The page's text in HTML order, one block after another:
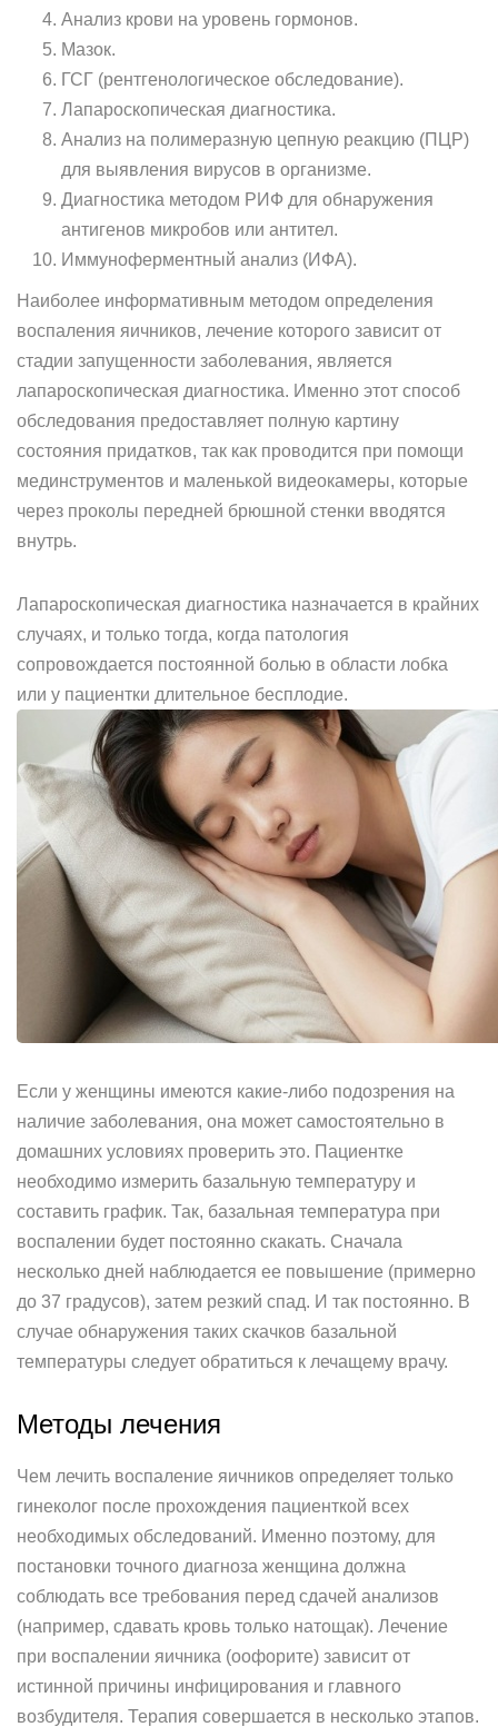
Анализ крови на уровень гормонов.
Мазок.
ГСГ (рентгенологическое обследование).
Лапароскопическая диагностика.
Анализ на полимеразную цепную реакцию (ПЦР)
для выявления вирусов в организме.
Диагностика методом РИФ для обнаружения
антигенов микробов или антител.
Иммуноферментный анализ (ИФА).
Наиболее информативным методом определения
воспаления яичников, лечение которого зависит от
стадии запущенности заболевания, является
лапароскопическая диагностика. Именно этот способ
обследования предоставляет полную картину
состояния придатков, так как проводится при помощи
мединструментов и маленькой видеокамеры, которые
через проколы передней брюшной стенки вводятся
внутрь.
Лапароскопическая диагностика назначается в крайних
случаях, и только тогда, когда патология
сопровождается постоянной болью в области лобка
или у пациентки длительное бесплодие.
Если у женщины имеются какие-либо подозрения на
наличие заболевания, она может самостоятельно в
домашних условиях проверить это. Пациентке
необходимо измерить базальную температуру и
составить график. Так, базальная температура при
воспалении будет постоянно скакать. Сначала
несколько дней наблюдается ее повышение (примерно
до 37 градусов), затем резкий спад. И так постоянно. В
случае обнаружения таких скачков базальной
температуры следует обратиться к лечащему врачу.
Методы лечения
Чем лечить воспаление яичников определяет только
гинеколог после прохождения пациенткой всех
необходимых обследований. Именно поэтому, для
постановки точного диагноза женщина должна
соблюдать все требования перед сдачей анализов
(например, сдавать кровь только натощак). Лечение
при воспалении яичника (оофорите) зависит от
истинной причины инфицирования и главного
возбудителя. Терапия совершается в несколько этапов.